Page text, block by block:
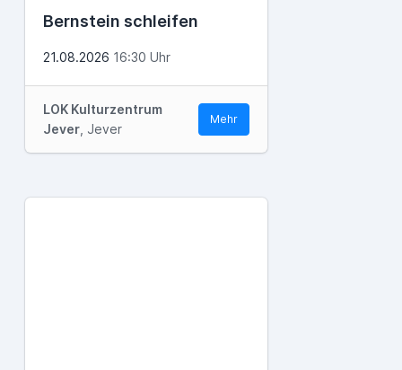
Bernstein schleifen
21.08.2026 16:30 Uhr
LOK Kulturzentrum
Jever , Jever
Mehr